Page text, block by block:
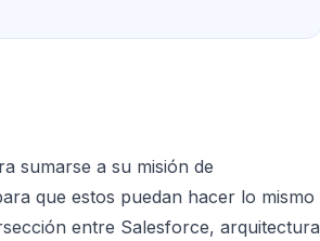
sumarse a su misión de
que estos puedan hacer lo mismo
entre Salesforce, arquitectura